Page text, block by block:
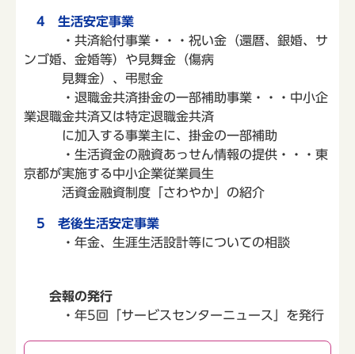
4 生活安定事業
・共済給付事業・・・祝い金（還暦、銀婚、サ
ンゴ婚、金婚等）や見舞金（傷病
見舞金）、弔慰金
・退職金共済掛金の一部補助事業・・・中小企
業退職金共済又は特定退職金共済
に加入する事業主に、掛金の一部補助
・生活資金の融資あっせん情報の提供・・・東
京都が実施する中小企業従業員生
活資金融資制度「さわやか」の紹介
5 老後生活安定事業
・年金、生涯生活設計等についての相談
会報の発行
・年5回「サービスセンターニュース」を発行